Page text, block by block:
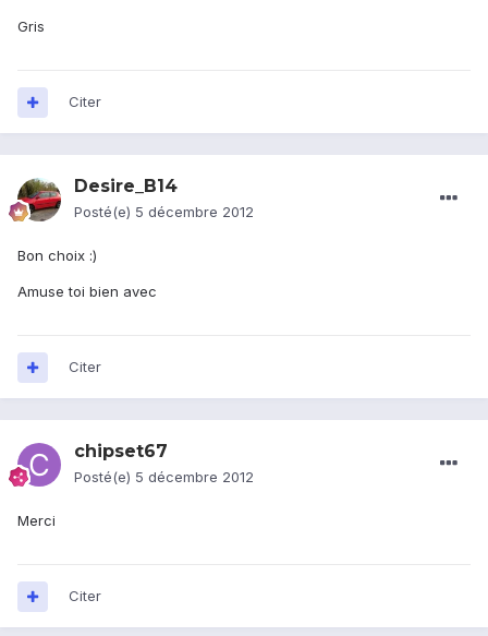
Gris
Citer
Desire_B14
Posté(e) 5 décembre 2012
Bon choix :)
Amuse toi bien avec
Citer
chipset67
Posté(e) 5 décembre 2012
Merci
Citer